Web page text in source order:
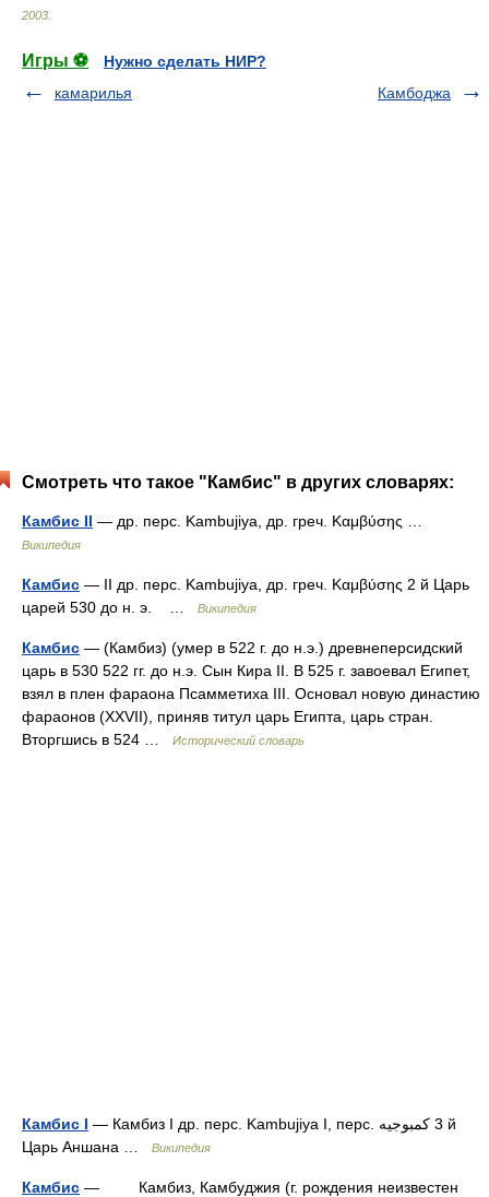
2003
Игры ⚽
Нужно сделать НИР?
камарилья
Камбоджа
Смотреть что такое "Камбис" в других словарях:
Камбис II — др. перс. Kambujiya, др. греч. Καμβύσης …
Википедия
Камбис — II др. перс. Kambujiya, др. греч. Καμβύσης 2 й Царь
царей 530 до н. э. …
Википедия
Камбис — (Камбиз) (умер в 522 г. до н.э.) древнеперсидский
царь в 530 522 гг. до н.э. Сын Кира II. В 525 г. завоевал Египет,
взял в плен фараона Псамметиха III. Основал новую династию
фараонов (XXVII), приняв титул царь Египта, царь стран.
Вторгшись в 524 …
Исторический словарь
Камбис I — Камбиз I др. перс. Kambujiya I, перс. کمبوجیه‎ 3 й
Царь Аншана …
Википедия
Камбис — Камбиз, Камбуджия (г. рождения неизвестен